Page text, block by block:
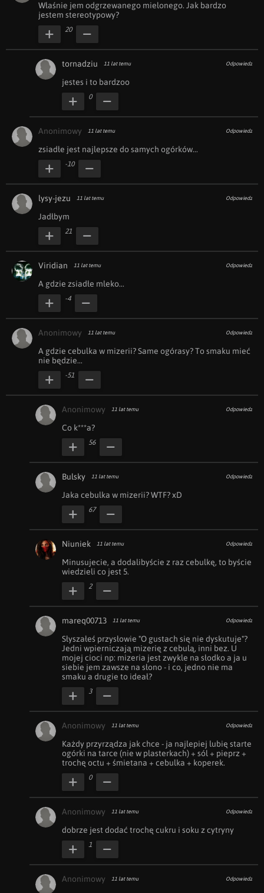
Właśnie jem odgrzewanego mielonego. Jak bardzo
jestem stereotypowy?
20
tornadziu 11 lat temu Odpowiedz
jestes i to bardzoo
0
Anonimowy 11 lat temu Odpowiedz
zsiadłe jest najlepsze do samych ogórków...
-10
lysy-jezu 11 lat temu Odpowiedz
Jadłbym
21
Viridian 11 lat temu Odpowiedz
A gdzie zsiadłe mleko...
-4
Anonimowy 11 lat temu Odpowiedz
A gdzie cebulka w mizerii? Same ogórasy? To smaku mieć
nie będzie...
-51
Anonimowy 11 lat temu Odpowiedz
Co k***a?
56
Bulsky 11 lat temu Odpowiedz
Jaka cebulka w mizerii? WTF? xD
67
Niuniek 11 lat temu Odpowiedz
Minusujecie, a dodalibyście z raz cebulkę, to byście
wiedzieli co jest 5.
2
mareq00713 11 lat temu Odpowiedz
Słyszałeś przysłowie "O gustach się nie dyskutuje"?
Jedni wpierniczają mizerię z cebulą, inni bez. U
mojej cioci np: mizeria jest zwykle na słodko a ja u
siebie jem zawsze na słono - i co, jedno nie ma
smaku a drugie to ideał?
3
Anonimowy 11 lat temu Odpowiedz
Każdy przyrządza jak chce - ja najlepiej lubię starte
ogórki na tarce (nie w plasterkach) + sól + pieprz +
trochę octu + śmietana + cebulka + koperek.
0
Anonimowy 11 lat temu Odpowiedz
dobrze jest dodać trochę cukru i soku z cytryny
1
Anonimowy 11 lat temu Odpowiedz